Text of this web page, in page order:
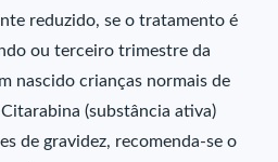
reduzido, se o tratamento é
ou terceiro trimestre da
nascido crianças normais de
(substância ativa)
de gravidez, recomenda-se o